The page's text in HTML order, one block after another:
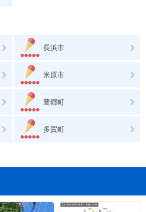
長浜市
米原市
豊郷町
多賀町